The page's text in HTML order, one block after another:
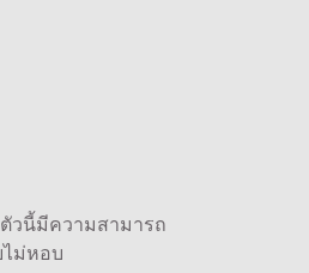
ตัวนี้มีความสามารถ
ไม่หอบ